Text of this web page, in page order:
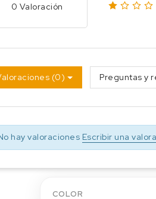
0 Valoración
(0) Preguntas y
hay valoraciones Escribir una
COLOR